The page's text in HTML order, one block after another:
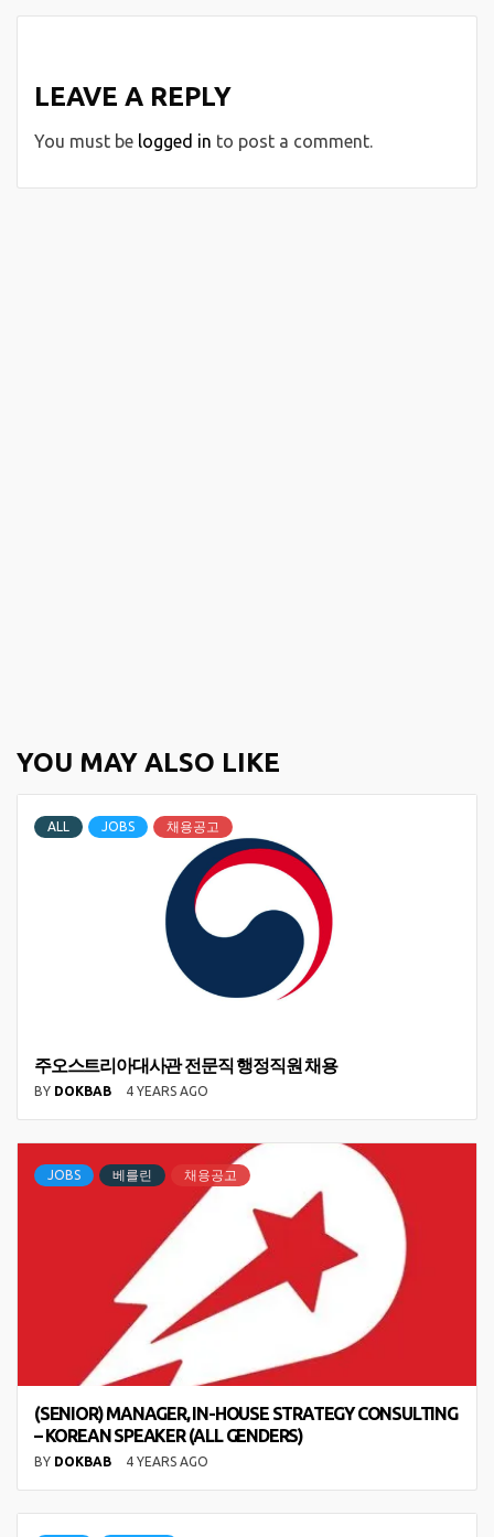
LEAVE A REPLY
You must be logged in to post a comment.
YOU MAY ALSO LIKE
ALL JOBS 채용공고
주오스트리아대사관 전문직 행정직원 채용
BY DOKBAB 4 YEARS AGO
JOBS 베를린 채용공고
(SENIOR) MANAGER, IN-HOUSE STRATEGY CONSULTING
– KOREAN SPEAKER (ALL GENDERS)
BY DOKBAB 4 YEARS AGO